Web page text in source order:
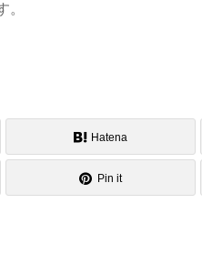
Hatena
Pin it